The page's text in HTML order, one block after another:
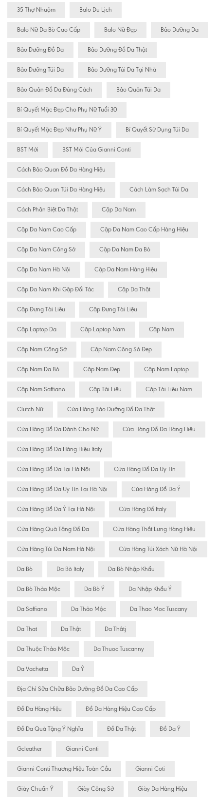
35 Thợ Nhuộm Balo Du Lịch
Balo Nữ Da Bò Cao Cấp Balo Nữ Đẹp Bảo Dưỡng Da
Bảo Dưỡng Đồ Da Bảo Dưỡng Đồ Da Thật
Bảo Dưỡng Túi Da Bảo Dưỡng Túi Da Tại Nhà
Bảo Quản Đồ Da Đúng Cách Bảo Quản Túi Da
Bí Quyết Mặc Đẹp Cho Phụ Nữ Tuổi 30
Bí Quyết Mặc Đẹp Như Phụ Nữ Ý Bí Quyết Sử Dụng Túi Da
BST Mới BST Mới Của Gianni Conti
Cách Bảo Quan Đồ Da Hàng Hiệu
Cách Bảo Quan Túi Da Hàng Hiệu Cách Làm Sạch Túi Da
Cách Phân Biệt Da Thật Cặp Da Nam
Cặp Da Nam Cao Cấp Cặp Da Nam Cao Cấp Hàng Hiệu
Cặp Da Nam Công Sở Cặp Da Nam Da Bò
Cặp Da Nam Hà Nội Cặp Da Nam Hàng Hiệu
Cặp Da Nam Khi Gặp Đối Tác Cặp Da Thật
Cặp Đựng Tài Liêu Cặp Đựng Tài Liệu
Cặp Laptop Da Cặp Laptop Nam Cặp Nam
Cặp Nam Công Sở Cặp Nam Công Sở Đẹp
Cặp Nam Da Bò Cặp Nam Đẹp Cặp Nam Laptop
Cặp Nam Saffiano Cặp Tài Liệu Cặp Tài Liệu Nam
Clutch Nữ Cửa Hàng Bảo Dưỡng Đồ Da Thật
Cửa Hàng Đồ Da Dành Cho Nữ Cửa Hàng Đồ Da Hàng Hiệu
Cửa Hàng Đồ Da Hàng Hiệu Italy
Cửa Hàng Đồ Da Tại Hà Nội Cửa Hàng Đồ Da Uy Tín
Cửa Hàng Đồ Da Uy Tín Tại Hà Nội Cửa Hàng Đồ Da Ý
Cửa Hàng Đồ Da Ý Tại Hà Nội Cửa Hàng Đồ Italy
Cửa Hàng Quà Tặng Đồ Da Cửa Hàng Thắt Lưng Hàng Hiệu
Cửa Hàng Túi Da Nam Hà Nội Cửa Hàng Túi Xách Nữ Hà Nội
Da Bò Da Bò Italy Da Bò Nhập Khẩu
Da Bò Thảo Mộc Da Bò Ý Da Nhập Khẩu Ý
Da Saffiano Da Thảo Mộc Da Thao Moc Tuscany
Da That Da Thật Da Thâtj
Da Thuộc Thảo Mộc Da Thuoc Tuscanny
Da Vachetta Da Ý
Địa Chỉ Sữa Chữa Bão Dưỡng Đồ Da Cao Cấp
Đồ Da Hàng Hiệu Đồ Da Hàng Hiệu Cao Cấp
Đồ Da Quà Tặng Ý Nghĩa Đồ Da Thật Đồ Da Ý
Gcleather Gianni Conti
Gianni Conti Thương Hiệu Toàn Cầu Gianni Coti
Giày Chuẩn Ý Giày Công Sở Giày Da Hàng Hiệu